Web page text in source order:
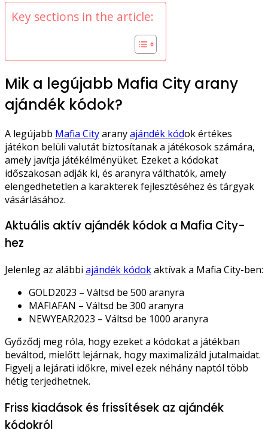
Key sections in the article:
Mik a legújabb Mafia City arany
ajándék kódok?
A legújabb Mafia Cityaranyajándék kódok értékes
játékon belüli valutát biztosítanak a játékosok számára,
amely javítja játékélményüket. Ezeket a kódokat
időszakosan adják ki, és aranyra válthatók, amely
elengedhetetlen a karakterek fejlesztéséhez és tárgyak
vásárlásához.
Aktuális aktív ajándék kódok a Mafia City-
hez
Jelenleg az alábbi ajándék kódokaktívak a Mafia City-ben:
GOLD2023 – Váltsd be 500 aranyra
MAFIAFAN – Váltsd be 300 aranyra
NEWYEAR2023 – Váltsd be 1000 aranyra
Győződj meg róla, hogy ezeket a kódokat a játékban
beváltod, mielőtt lejárnak, hogy maximalizáld jutalmaidat.
Figyelj a lejárati időkre, mivel ezek néhány naptól több
hétig terjedhetnek.
Friss kiadások és frissítések az ajándék
kódokról